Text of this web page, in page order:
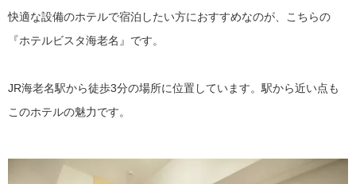
快適な設備のホテルで宿泊したい方におすすめなのが、こちらの
『ホテルビスタ海老名』です。
JR海老名駅から徒歩3分の場所に位置しています。駅から近い点も
このホテルの魅力です。